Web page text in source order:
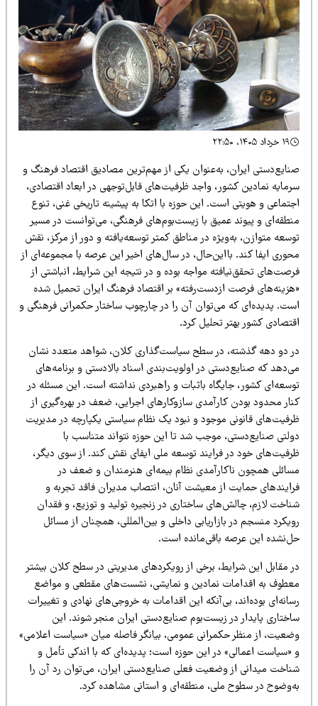
ایران، به‌عنوان یکی از مهم‌ترین مصادیق اقتصاد فرهنگ و
نمادین کشور، واجد ظرفیت‌های قابل‌توجهی در ابعاد اقتصادی،
و هویتی است. این حوزه با اتکا به پیشینه تاریخی غنی، تنوع
و پیوند عمیق با زیست‌بوم‌های فرهنگی، می‌توانست در مسیر
متوازن، به‌ویژه در مناطق کمتر توسعه‌یافته و دور از مرکز، نقش
ایفا کند. بااین‌حال، در سال‌های اخیر این عرصه با مجموعه‌ای از
تحقق‌نیافته مواجه بوده و در نتیجه این شرایط، انباشتی از
فرصت ازدست‌رفته» بر اقتصاد فرهنگ ایران تحمیل شده
پدیده‌ای که می‌توان آن را در چارچوب ساختار حکمرانی فرهنگی و
کشور بهتر تحلیل کرد.
دو دهه گذشته، در سطح سیاست‌گذاری کلان، شواهد متعدد نشان
که صنایع‌دستی در اولویت‌بندی اسناد بالادستی و برنامه‌های
کشور، جایگاه باثبات و راهبردی نداشته است. این مسئله در
محدود بودن کارآمدی سازوکارهای اجرایی، ضعف در بهره‌گیری از
قانونی موجود و نبود یک نظام سیاستی یکپارچه در مدیریت
صنایع‌دستی، موجب شد تا این حوزه نتواند متناسب با
خود در فرایند توسعه ملی ایفای نقش کند. از سوی دیگر،
همچون ناکارآمدی نظام بیمه‌ای هنرمندان و ضعف در
حمایت از معیشت آنان، انتصاب مدیران فاقد تجربه و
لازم، چالش‌های ساختاری در زنجیره تولید و توزیع، و فقدان
منسجم در بازاریابی داخلی و بین‌المللی، همچنان از مسائل
این عرصه باقی‌مانده است.
مقابل این شرایط، برخی از رویکردهای مدیریتی در سطح کلان بیشتر
به اقدامات نمادین و نمایشی، نشست‌های مقطعی و مواضع
بوده‌اند، بی‌آنکه این اقدامات به خروجی‌های نهادی و تغییرات
پایدار در زیست‌بوم صنایع‌دستی ایران منجر شوند. این
از منظر حکمرانی عمومی، بیانگر فاصله میان «سیاست اعلامی»
«سیاست اعمالی» در این حوزه است؛ پدیده‌ای که با اندکی تأمل و
میدانی از وضعیت فعلی صنایع‌دستی ایران، می‌توان رد آن را
در سطوح ملی، منطقه‌ای و استانی مشاهده کرد.